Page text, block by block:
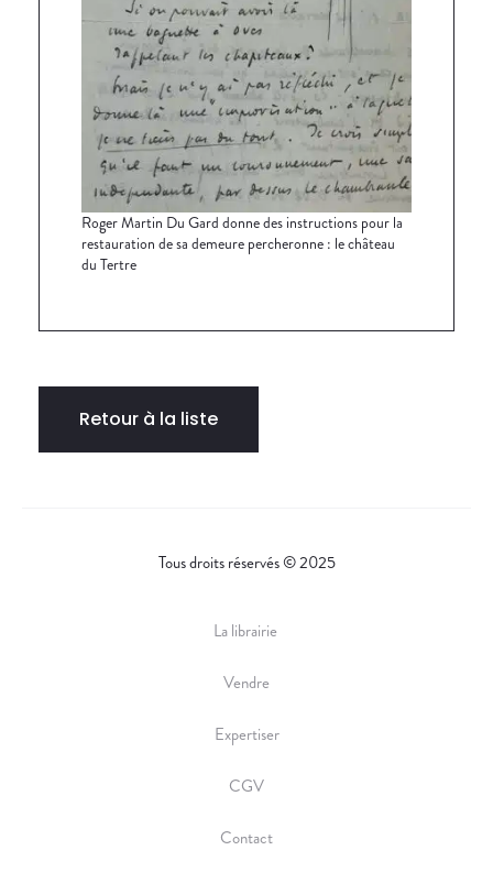
Roger Martin Du Gard donne des instructions pour la
restauration de sa demeure percheronne : le château
du Tertre
Retour à la liste
Tous droits réservés © 2025
La librairie
Vendre
Expertiser
CGV
Contact